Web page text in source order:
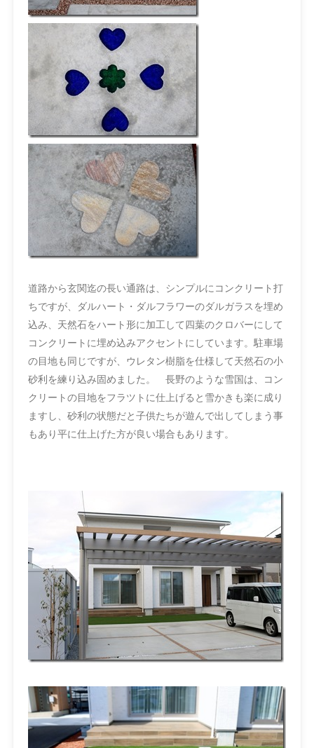
道路から玄関迄の長い通路は、シンプルにコンクリート打
ちですが、ダルハート・ダルフラワーのダルガラスを埋め
込み、天然石をハート形に加工して四葉のクロバーにして
コンクリートに埋め込みアクセントにしています。駐車場
の目地も同じですが、ウレタン樹脂を仕様して天然石の小
砂利を練り込み固めました。 長野のような雪国は、コン
クリートの目地をフラツトに仕上げると雪かきも楽に成り
ますし、砂利の状態だと子供たちが遊んで出してしまう事
もあり平に仕上げた方が良い場合もあります。